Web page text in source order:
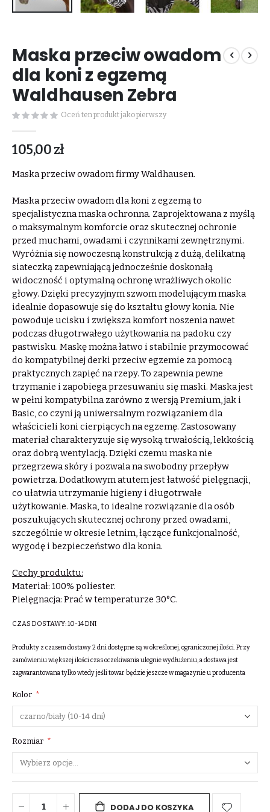
początek
galerii
Maska przeciw owadom
dla koni z egzemą
Waldhausen Zebra
Oceń ten produkt jako pierwszy
105,00 zł
Maska przeciw owadom firmy Waldhausen.
Maska przeciw owadom dla koni z egzemą to
specjalistyczna maska ochronna. Zaprojektowana z myślą
o maksymalnym komforcie oraz skutecznej ochronie
przed muchami, owadami i czynnikami zewnętrznymi.
Wyróżnia się nowoczesną konstrukcją z dużą, delikatną
siateczką zapewniającą jednocześnie doskonałą
widoczność i optymalną ochronę wrażliwych okolic
głowy. Dzięki precyzyjnym szwom modelującym maska
idealnie dopasowuje się do kształtu głowy konia. Nie
powoduje ucisku i zwiększa komfort noszenia nawet
podczas długotrwałego użytkowania na padoku czy
pastwisku. Maskę można łatwo i stabilnie przymocować
do kompatybilnej derki przeciw egzemie za pomocą
praktycznych zapięć na rzepy. To zapewnia pewne
trzymanie i zapobiega przesuwaniu się maski. Maska jest
w pełni kompatybilna zarówno z wersją Premium, jak i
Basic, co czyni ją uniwersalnym rozwiązaniem dla
właścicieli koni cierpiących na egzemę. Zastosowany
materiał charakteryzuje się wysoką trwałością, lekkością
oraz dobrą wentylacją. Dzięki czemu maska nie
przegrzewa skóry i pozwala na swobodny przepływ
powietrza. Dodatkowym atutem jest łatwość pielęgnacji,
co ułatwia utrzymanie higieny i długotrwałe
użytkowanie. Maska, to idealne rozwiązanie dla osób
poszukujących skutecznej ochrony przed owadami,
szczególnie w okresie letnim, łączące funkcjonalność,
wygodę i bezpieczeństwo dla konia.
Cechy produktu:
Materiał: 100% poliester.
Pielęgnacja: Prać w temperaturze 30°C.
CZAS DOSTAWY:10-14 DNI
Produkty z czasem dostawy 2 dni dostępne są w określonej, ograniczonej ilości. Przy
zamówieniu większej ilości czas oczekiwania ulegnie wydłużeniu, a dostawa jest
zagwarantowana tylko wtedy jeśli towar będzie jeszcze w magazynie u producenta
Kolor
Rozmiar
DODAJ DO KOSZYKA